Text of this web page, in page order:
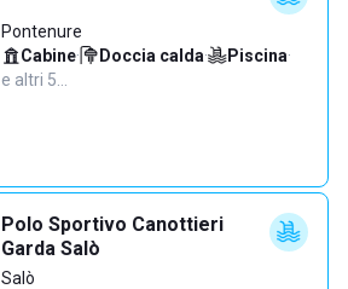
Pontenure
Cabine· Doccia calda· Piscina·
e altri 5…
Polo Sportivo Canottieri
Garda Salò
Salò